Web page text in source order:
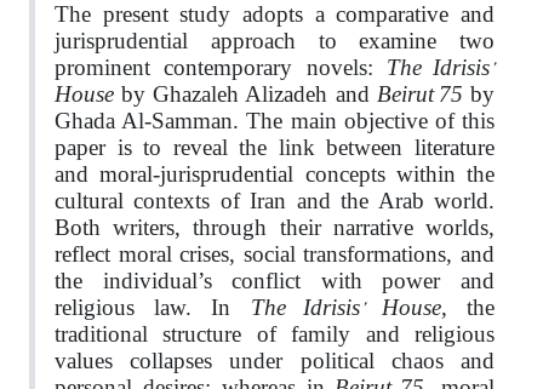
The present study adopts a comparative and
jurisprudential approach to examine two
prominent contemporary novels: The Idrisis’
House by Ghazaleh Alizadeh and Beirut 75 by
Ghada Al‑Samman. The main objective of this
paper is to reveal the link between literature
and moral‑jurisprudential concepts within the
cultural contexts of Iran and the Arab world.
Both writers, through their narrative worlds,
reflect moral crises, social transformations, and
the individual’s conflict with power and
religious law. In The Idrisis’ House, the
traditional structure of family and religious
values collapses under political chaos and